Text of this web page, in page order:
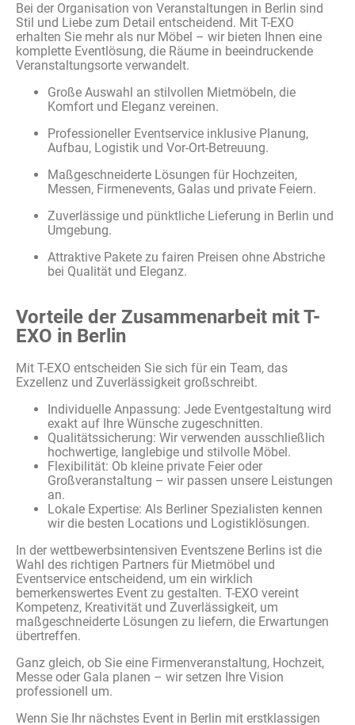
Bei der Organisation von Veranstaltungen in Berlin sind
Stil und Liebe zum Detail entscheidend. Mit T-EXO
erhalten Sie mehr als nur Möbel – wir bieten Ihnen eine
komplette Eventlösung, die Räume in beeindruckende
Veranstaltungsorte verwandelt.
Große Auswahl an stilvollen Mietmöbeln, die
Komfort und Eleganz vereinen.
Professioneller Eventservice inklusive Planung,
Aufbau, Logistik und Vor-Ort-Betreuung.
Maßgeschneiderte Lösungen für Hochzeiten,
Messen, Firmenevents, Galas und private Feiern.
Zuverlässige und pünktliche Lieferung in Berlin und
Umgebung.
Attraktive Pakete zu fairen Preisen ohne Abstriche
bei Qualität und Eleganz.
Vorteile der Zusammenarbeit mit T-
EXO in Berlin
Mit T-EXO entscheiden Sie sich für ein Team, das
Exzellenz und Zuverlässigkeit großschreibt.
Individuelle Anpassung: Jede Eventgestaltung wird
exakt auf Ihre Wünsche zugeschnitten.
Qualitätssicherung: Wir verwenden ausschließlich
hochwertige, langlebige und stilvolle Möbel.
Flexibilität: Ob kleine private Feier oder
Großveranstaltung – wir passen unsere Leistungen
an.
Lokale Expertise: Als Berliner Spezialisten kennen
wir die besten Locations und Logistiklösungen.
In der wettbewerbsintensiven Eventszene Berlins ist die
Wahl des richtigen Partners für Mietmöbel und
Eventservice entscheidend, um ein wirklich
bemerkenswertes Event zu gestalten. T-EXO vereint
Kompetenz, Kreativität und Zuverlässigkeit, um
maßgeschneiderte Lösungen zu liefern, die Erwartungen
übertreffen.
Ganz gleich, ob Sie eine Firmenveranstaltung, Hochzeit,
Messe oder Gala planen – wir setzen Ihre Vision
professionell um.
Wenn Sie Ihr nächstes Event in Berlin mit erstklassigen